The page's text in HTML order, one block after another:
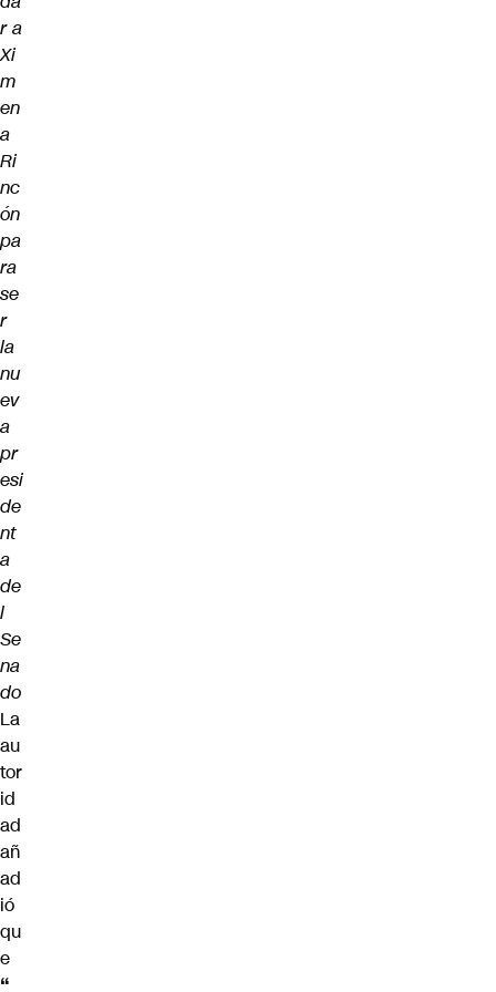
r a
Xi
m
en
a
Ri
nc
ón
pa
ra
se
r
la
nu
ev
a
pr
esi
de
nt
a
de
l
Se
na
do
La
au
tor
id
ad
añ
ad
ió
qu
e
“